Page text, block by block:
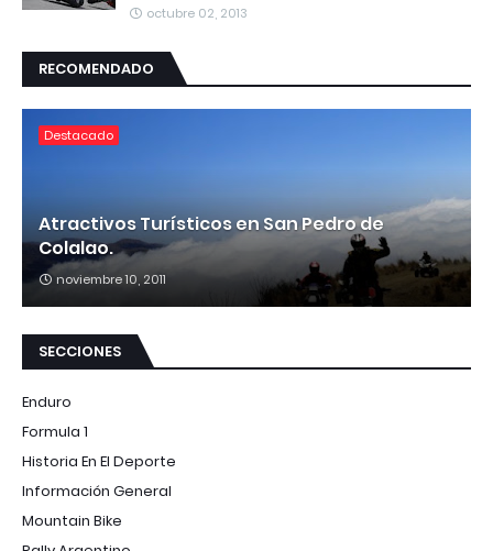
octubre 02, 2013
RECOMENDADO
Destacado
Atractivos Turísticos en San Pedro de
Colalao.
noviembre 10, 2011
SECCIONES
Enduro
Formula 1
Historia En El Deporte
Información General
Mountain Bike